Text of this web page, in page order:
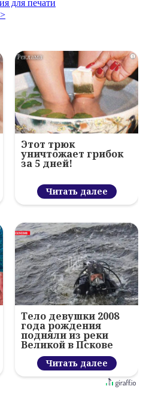
для печати
i
Этот трюк
уничтожает грибок
за 5 дней!
Читать далее
Тело девушки 2008
года рождения
подняли из реки
Великой в Пскове
Читать далее